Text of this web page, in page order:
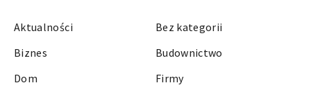
Aktualności
Bez kategorii
Biznes
Budownictwo
Dom
Firmy